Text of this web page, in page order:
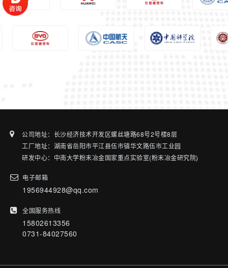
公司地址：长沙经济技术开发区螺丝塘路68号2号楼8层
工厂地址：湖南省岳阳市平江县伍市镇华文路伍市工业园
研发中心：中南大学粉末冶金国家重点实验室(粉末冶金研究院)
电子邮箱
1956944928@qq.com
全国服务热线
15802613356
0731-84027560